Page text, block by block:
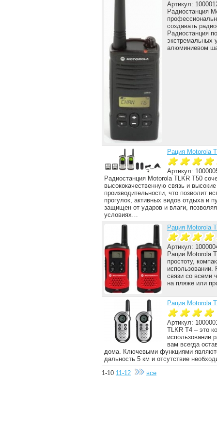
Артикул:
Радиостанция
создавать
Радиостанция
экстремальных
алюминиевом
Рация Motorola
Артикул:
Радиостанция Motorola TLKR T50
высококачественную связь и
производительности, что позволит
прогулок, активных видов отдыха и
защищен от ударов и влаги,
условиях…
Рация Motorola
Артикул:
Рации Motorola
простоту,
использовании.
связи со всеми
на пляже или
Рация Motorola
Артикул:
TLKR T4 – это
использовании
вам всегда
дома. Ключевыми функциями
дальность 5 км и отсутствие
1-10 11-12 все